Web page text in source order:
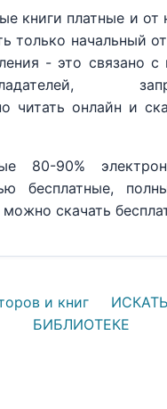
книги платные и
только начальный
- это связано с
читать онлайн и
80-90%
бесплатные,
скачать
и книг
БИБЛИОТЕКЕ